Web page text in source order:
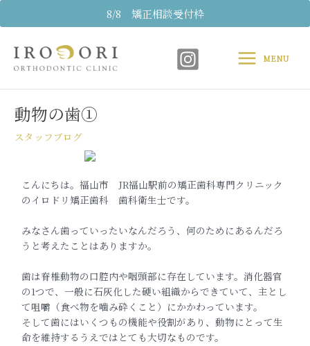
8/8 矯正相談受付枠
容
MenuMENU
動物の歯①
スタッフブログ
こんにちは。福山市 JR福山駅前の矯正歯科専門クリニック
のイロドリ矯正歯科 歯科衛生士です。
みなさん歯っていったいなんだろう、何のためにあるんだろ
うと考えたことはありますか。
歯は脊椎動物の口腔内や咽頭部に存在しています。消化器官
の1つで、一般に石灰化した硬い組織からできていて、主とし
て咀嚼（食べ物を噛み砕くこと）にかかわっています。
そして歯にはいくつもの機能や役割があり、動物にとって生
命を維持するうえではとても大切なものです。